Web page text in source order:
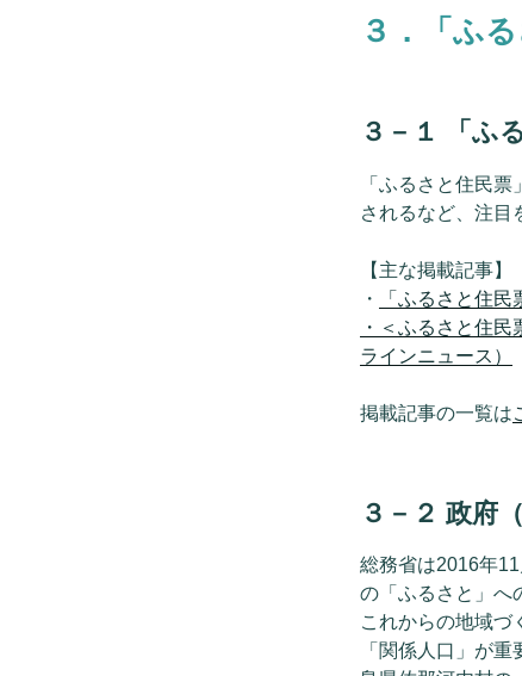
３．「ふ
３－１ 「ふ
「ふるさと住民
されるなど、注目
【主な掲載記事】
・
「ふるさと住
・＜ふるさと住
ラインニュース）
掲載記事の一覧は
３－２ 政府
総務省は2016年11
の「ふるさと」へ
これからの地域づ
「関係人口」が